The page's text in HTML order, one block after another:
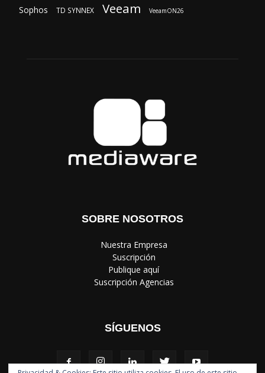
Sophos TD SYNNEX Veeam VeeamON26
SOBRE NOSOTROS
‎ Nuestra Empresa
‎ Suscripción
‎ Publique aquí
‎ Suscripción Agencias
SÍGUENOS